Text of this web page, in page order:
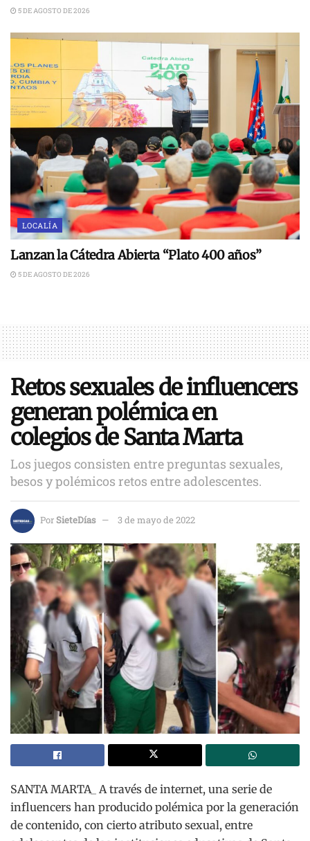
5 DE AGOSTO DE 2026
LOCALÍA
Lanzan la Cátedra Abierta “Plato 400 años”
5 DE AGOSTO DE 2026
Retos sexuales de influencers
generan polémica en
colegios de Santa Marta
Los juegos consisten entre preguntas sexuales,
besos y polémicos retos entre adolescentes.
PorSieteDías 3 de mayo de 2022
SANTA MARTA_ A través de internet, una serie de
influencers han producido polémica por la generación
de contenido, con cierto atributo sexual, entre